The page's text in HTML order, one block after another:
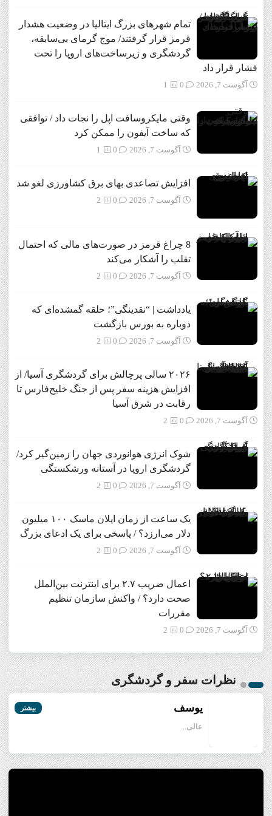
تمام شهرهای بزرگ ایتالیا در وضعیت هشدار
قرمز قرار گرفتند/ موج گرمای بی‌سابقه،
گردشگری و زیرساخت‌های اروپا را تحت
فشار قرار داد
آگوست 7, 2026 1
وقتی مایکروسافت اپل را نجات داد / توافقی
که ساخت آیفون را ممکن کرد
آگوست 7, 2026 1
افزایش تصاعدی بهای برق کشاورزی لغو شد
آگوست 7, 2026 2
8 چراغ قرمز در صورت‌های مالی که احتمال
تقلب را آشکار می‌کند
آگوست 7, 2026 2
یادداشت | “نقدینگی”؛ حلقه گمشده‌ای که
دوباره به بورس بازگشت
آگوست 7, 2026 2
۲۰۲۶ سالی پرچالش برای گردشگری آسیا/ از
افزایش هزینه سفر پس از جنگ خلیج‌فارس تا
رقابت در شرق آسیا
آگوست 7, 2026 2
شوک انرژی هوانوردی جهان را زمین‌گیر کرد/
گردشگری اروپا در آستانه ورشکستگی
آگوست 7, 2026 2
یک ساعت از زمان ایلان ماسک ۱۰۰ میلیون
دلار می‌ارزد؟ / پاسخی برای یک ادعای بزرگ
آگوست 7, 2026 2
اعمال ضریب ۲.۷ برای اینترنت بین‌الملل
صحت دارد؟ / واکنش سازمان تنظیم
مقررات
آگوست 7, 2026 2
نظرات سفر و گردشگری
یوسف بیشتر
عالی...